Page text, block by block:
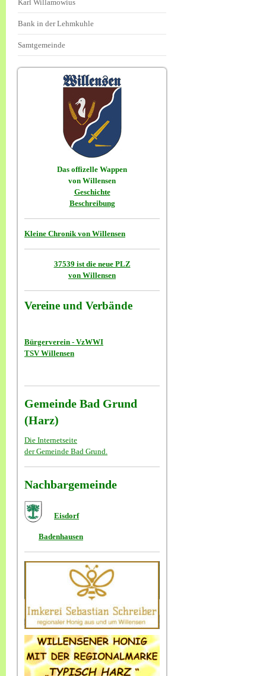
Karl Willamowius
Bank in der Lehmkuhle
Samtgemeinde
Das offizelle Wappen
von Willensen
Geschichte
Beschreibung
Kleine Chronik von Willensen
37539 ist die neue PLZ
von Willensen
Vereine und Verbände
Bürgerverein - VzWWI
TSV Willensen
Gemeinde Bad Grund
(Harz)
Die Internetseite
der Gemeinde Bad Grund.
Nachbargemeinde
Eisdorf
Badenhausen